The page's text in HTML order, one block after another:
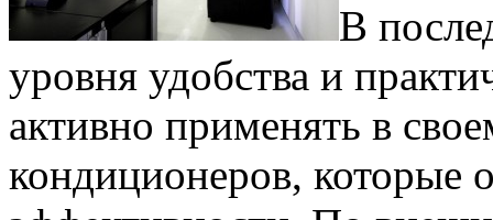
В
уровня удобства и
активно применять в
кондиционеров, которые